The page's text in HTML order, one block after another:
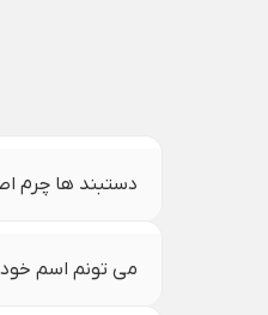
دستبند ها چرم
می تونم اسم